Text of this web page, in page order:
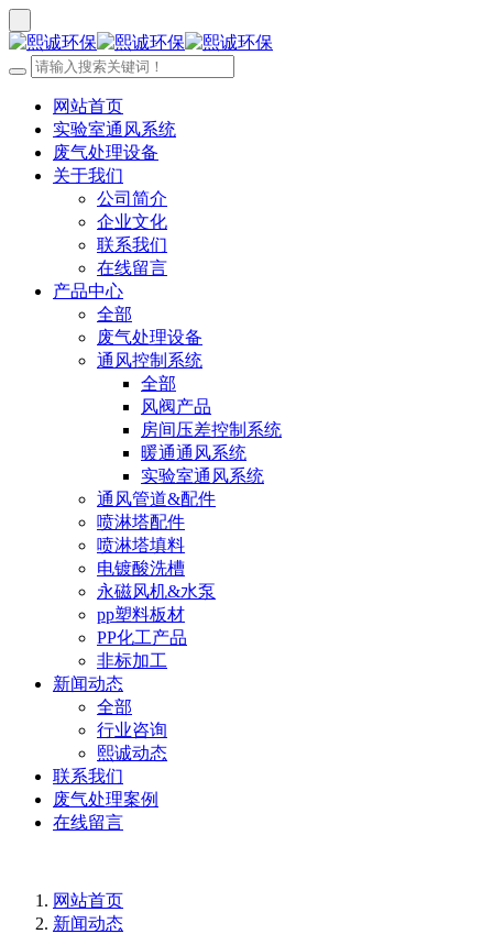
网站首页
实验室通风系统
废气处理设备
关于我们
公司简介
企业文化
联系我们
在线留言
产品中心
全部
废气处理设备
通风控制系统
全部
风阀产品
房间压差控制系统
暖通通风系统
实验室通风系统
通风管道&配件
喷淋塔配件
喷淋塔填料
电镀酸洗槽
永磁风机&水泵
pp塑料板材
PP化工产品
非标加工
新闻动态
全部
行业咨询
熙诚动态
联系我们
废气处理案例
在线留言
网站首页
新闻动态